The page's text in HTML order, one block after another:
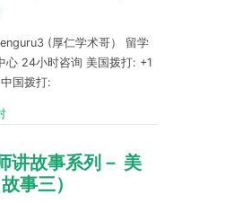
(厚仁学术哥） 留学
心 24小时咨询 美国拨打: +1
国拨打:
讲故事系列－ 美
事三）